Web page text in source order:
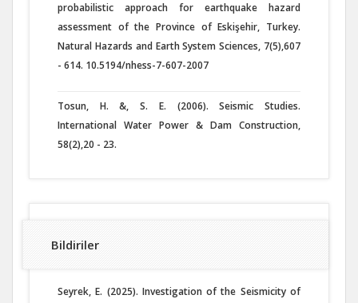
probabilistic approach for earthquake hazard
assessment of the Province of Eskişehir, Turkey.
Natural Hazards and Earth System Sciences, 7(5),607
- 614. 10.5194/nhess-7-607-2007
Tosun, H. &, S. E. (2006). Seismic Studies.
International Water Power & Dam Construction,
58(2),20 - 23.
Bildiriler
Seyrek, E. (2025). Investigation of the Seismicity of